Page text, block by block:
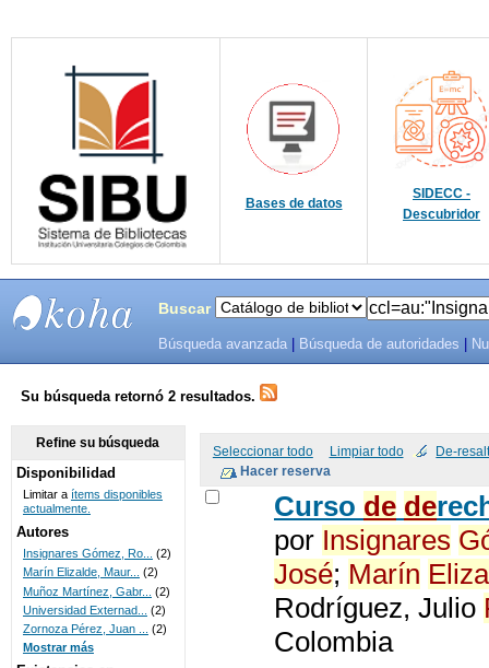
Bases de datos
SIDECC -
Descubridor
SISTEMAS
DE
BIBLIOTECAS
UNICOC
Buscar
Búsqueda avanzada Búsqueda de autoridades
Su búsqueda retornó 2 resultados.
Seleccionar todo Limpiar todo De-
Curso de de
por Insignares
José; Marín
Rodríguez, Julio
Colombia
Refine su búsqueda
Disponibilidad
Limitar a ítems disponibles
actualmente.
Autores
Insignares Gómez, Ro...
(2)
Marín Elizalde, Maur... (2)
Muñoz Martínez, Gabr...
(2)
Universidad Externad...
(2)
Zornoza Pérez, Juan ...
(2)
Mostrar más